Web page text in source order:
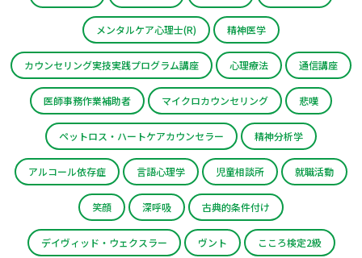
メンタルケア心理士(R) 精神医学
カウンセリング実技実践プログラム講座 心理療法 通信講座
医師事務作業補助者 マイクロカウンセリング 悲嘆
ペットロス・ハートケアカウンセラー 精神分析学
アルコール依存症 言語心理学 児童相談所 就職活動
笑顔 深呼吸 古典的条件付け
デイヴィッド・ウェクスラー ヴント こころ検定2級